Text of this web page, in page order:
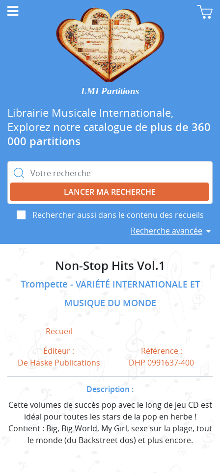
LMI Partitions
Librairie Musicale Internationale,
Explorez notre catalogue de plus de 360
000 partitions
Rechercher :
Rechercher aussi dans le contenu des recueils
Recherche avancée
Non-Stop Hits Vol.1
Trompette
VARIÉTÉ INTERNATIONALE ET
MUSIQUE DU MONDE
Recueil
Éditeur :
De Haske Publications
Référence :
DHP 0991637-400
Description :
Cette volumes de succès pop avec le long de jeu CD est
idéal pour toutes les stars de la pop en herbe !
Contient : Big, Big World, My Girl, sexe sur la plage, tout
le monde (du Backstreet dos) et plus encore.